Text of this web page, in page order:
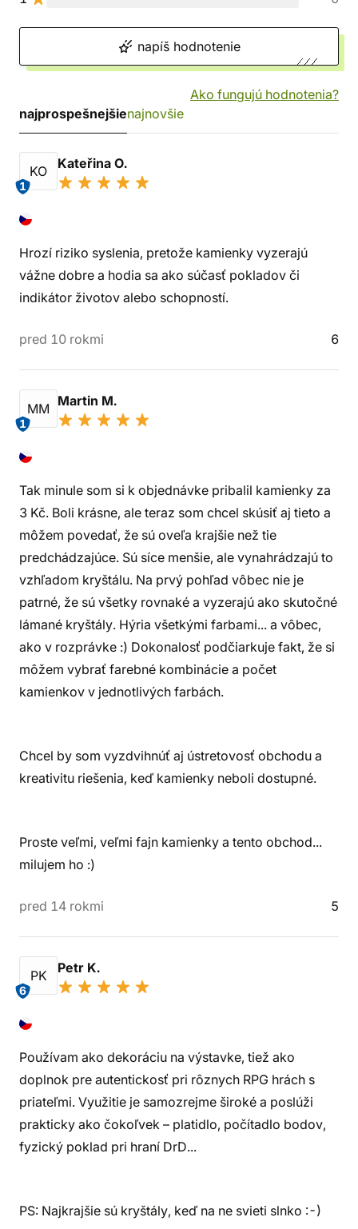
napíš hodnotenie
Ako fungujú hodnotenia?
najprospešnejšienajnovšie
KO
1
Kateřina O.
Hrozí riziko syslenia, pretože kamienky vyzerajú
vážne dobre a hodia sa ako súčasť pokladov či
indikátor životov alebo schopností.
pred 10 rokmi 6
MM
1
Martin M.
Tak minule som si k objednávke pribalil kamienky za
3 Kč. Boli krásne, ale teraz som chcel skúsiť aj tieto a
môžem povedať, že sú oveľa krajšie než tie
predchádzajúce. Sú síce menšie, ale vynahrádzajú to
vzhľadom kryštálu. Na prvý pohľad vôbec nie je
patrné, že sú všetky rovnaké a vyzerajú ako skutočné
lámané kryštály. Hýria všetkými farbami... a vôbec,
ako v rozprávke :) Dokonalosť podčiarkuje fakt, že si
môžem vybrať farebné kombinácie a počet
kamienkov v jednotlivých farbách.
Chcel by som vyzdvihnúť aj ústretovosť obchodu a
kreativitu riešenia, keď kamienky neboli dostupné.
Proste veľmi, veľmi fajn kamienky a tento obchod...
milujem ho :)
pred 14 rokmi 5
PK
6
Petr K.
Používam ako dekoráciu na výstavke, tiež ako
doplnok pre autentickosť pri rôznych RPG hrách s
priateľmi. Využitie je samozrejme široké a poslúži
prakticky ako čokoľvek – platidlo, počítadlo bodov,
fyzický poklad pri hraní DrD...
PS: Najkrajšie sú kryštály, keď na ne svieti slnko :-)